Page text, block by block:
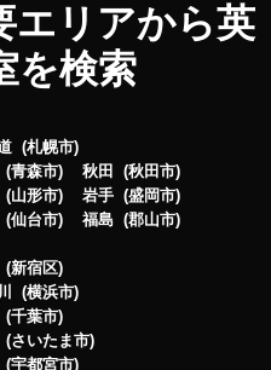
エリアから英
を検索
札幌市
青森市 秋田
秋田市
山形市 岩手
盛岡市
仙台市 福島 郡山市
新宿区
横浜市
千葉市
さいたま市
宇都宮市